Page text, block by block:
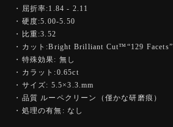
・屈折率:1.84 - 2.11
・硬度:5.00-5.50
・比重:3.52
・カット:Bright Brilliant Cut™️“129 Facets”
・特殊効果: 無し
・カラット:0.65ct
・サイズ: 5.5×3.3.mm
・品質 ルーペクリーン（僅かな研磨痕）
・処理の有無: なし